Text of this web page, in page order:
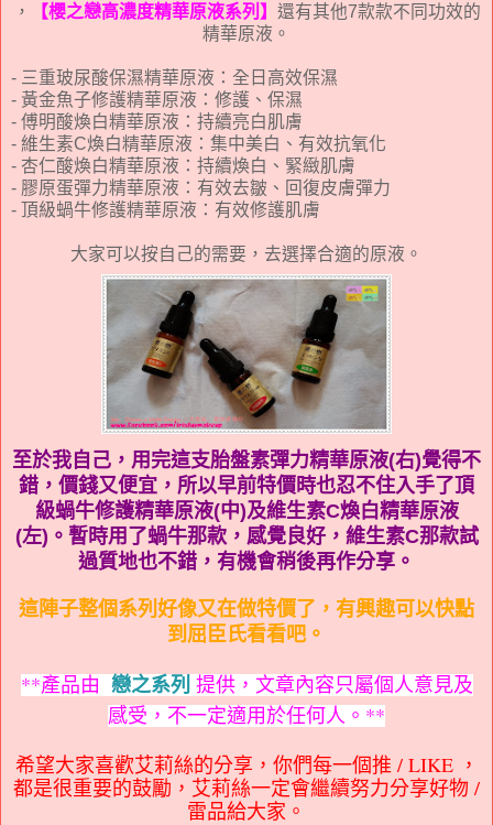
，
【櫻之戀高濃度精華原液系列】 還有其他7款款不同功效的
精華原液。
- 三重玻尿酸保濕精華原液：全日高效保濕
- 黃金魚子修護精華原液：修護、保濕
- 傅明酸煥白精華原液：持續亮白肌膚
- 維生素C煥白精華原液：集中美白、有效抗氧化
- 杏仁酸煥白精華原液：持續煥白、緊緻肌膚
- 膠原蛋彈力精華原液：有效去皺、回復皮膚彈力
- 頂級蝸牛修護精華原液：有效修護肌膚
大家可以按自己的需要，去選擇合適的原液。
至於我自己，用完這支胎盤素彈力精華原液(右)覺得不
錯，價錢又便宜，所以早前特價時也忍不住入手了頂
級蝸牛修護精華原液(中)及維生素C煥白精華原液
(左)。暫時用了蝸牛那款，感覺良好，維生素C那款試
過質地也不錯，有機會稍後再作分享。
這陣子整個系列好像又在做特價了，有興趣可以快點
到屈臣氏看看吧。
**產品由 戀之系列 提供，文章內容只屬個人意見及
感受，不一定適用於任何人。 **
希望大家喜歡艾莉絲的分享，你們每一個推 / LIKE ，
都是很重要的鼓勵，艾莉絲一定會繼續努力分享好物 /
雷品給大家。